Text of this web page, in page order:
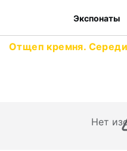
Экспонаты
Отщеп кремня.
Нет